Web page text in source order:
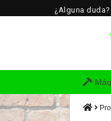
¿Alguna duda?